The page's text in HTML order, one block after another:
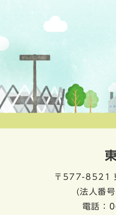
〒577-8521
(法人番
電話：